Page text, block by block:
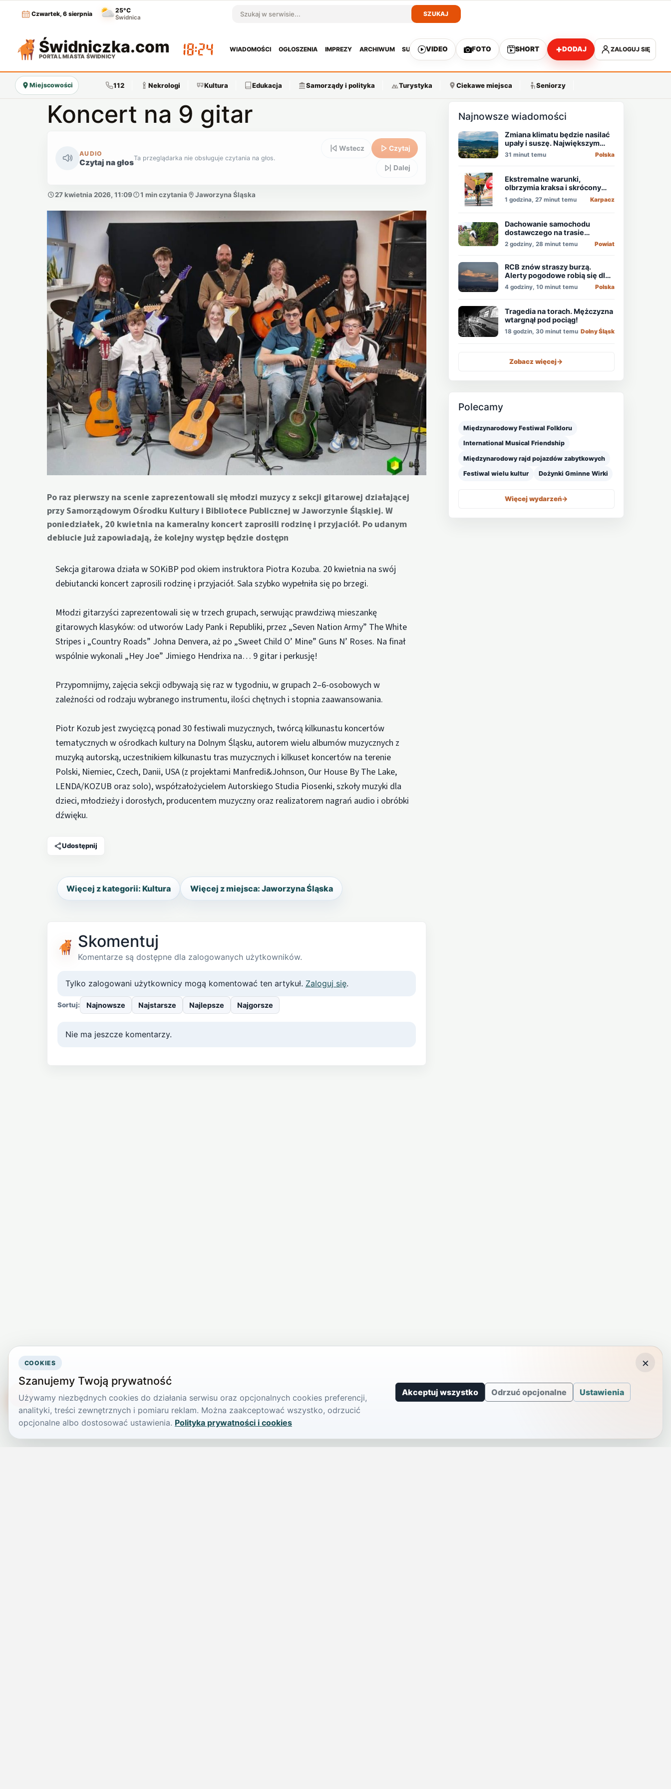
Czwartek, 6 sierpnia
25°C
Świdnica Szukaj w serwisie
SZUKAJ
Świdniczka.com
PORTAL MIASTA ŚWIDNICY 18:24
WIADOMOŚCI OGŁOSZENIA IMPREZY ARCHIWUM SUBSKRYPCJA
VIDEO FOTO SHORT +DODAJ ZALOGUJ SIĘ
Miejscowości 112 Nekrologi Kultura Edukacja Samorządy i polityka Turystyka Ciekawe miejsca Seniorzy
Koncert na 9 gitar
AUDIO
Czytaj na głosTa przeglądarka nie obsługuje czytania na głos.
Wstecz Czytaj
Dalej
27 kwietnia 2026, 11:09 1 min czytania Jaworzyna Śląska
Po raz pierwszy na scenie zaprezentowali się młodzi muzycy z sekcji gitarowej działającej
przy Samorządowym Ośrodku Kultury i Bibliotece Publicznej w Jaworzynie Śląskiej. W
poniedziałek, 20 kwietnia na kameralny koncert zaprosili rodzinę i przyjaciół. Po udanym
debiucie już zapowiadają, że kolejny występ będzie dostępn
Sekcja gitarowa działa w SOKiBP pod okiem instruktora Piotra Kozuba. 20 kwietnia na swój
debiutancki koncert zaprosili rodzinę i przyjaciół. Sala szybko wypełniła się po brzegi.
Młodzi gitarzyści zaprezentowali się w trzech grupach, serwując prawdziwą mieszankę
gitarowych klasyków: od utworów Lady Pank i Republiki, przez „Seven Nation Army” The White
Stripes i „Country Roads” Johna Denvera, aż po „Sweet Child O’ Mine” Guns N’ Roses. Na finał
wspólnie wykonali „Hey Joe” Jimiego Hendrixa na… 9 gitar i perkusję!
Przypomnijmy, zajęcia sekcji odbywają się raz w tygodniu, w grupach 2–6-osobowych w
zależności od rodzaju wybranego instrumentu, ilości chętnych i stopnia zaawansowania.
Piotr Kozub jest zwycięzcą ponad 30 festiwali muzycznych, twórcą kilkunastu koncertów
tematycznych w ośrodkach kultury na Dolnym Śląsku, autorem wielu albumów muzycznych z
muzyką autorską, uczestnikiem kilkunastu tras muzycznych i kilkuset koncertów na terenie
Polski, Niemiec, Czech, Danii, USA (z projektami Manfredi&Johnson, Our House By The Lake,
LENDA/KOZUB oraz solo), współzałożycielem Autorskiego Studia Piosenki, szkoły muzyki dla
dzieci, młodzieży i dorosłych, producentem muzyczny oraz realizatorem nagrań audio i obróbki
dźwięku.
Udostępnij
Więcej z kategorii: Kultura Więcej z miejsca: Jaworzyna Śląska
Skomentuj
Komentarze są dostępne dla zalogowanych użytkowników.
Tylko zalogowani użytkownicy mogą komentować ten artykuł. Zaloguj się.
Sortuj: Najnowsze Najstarsze Najlepsze Najgorsze
Nie ma jeszcze komentarzy.
Najnowsze wiadomości
Zmiana klimatu będzie nasilać
upały i suszę. Największym
zagrożeniem jest niedobór
31 minut temu Polska
Ekstremalne warunki,
olbrzymia kraksa i skrócony
etap, który padł łupem
Holendra!
1 godzina, 27 minut temu Karpacz
Dachowanie samochodu
dostawczego na trasie
Świdnica - Wrocław
2 godziny, 28 minut temu Powiat
RCB znów straszy burzą.
Alerty pogodowe robią się dla
niektórych nudne
4 godziny, 10 minut temu Polska
Tragedia na torach. Mężczyzna
wtargnął pod pociąg!
18 godzin, 30 minut temu Dolny Śląsk
Zobacz więcej->
Polecamy
Międzynarodowy Festiwal Folkloru
International Musical Friendship
Międzynarodowy rajd pojazdów zabytkowych
Festiwal wielu kultur Dożynki Gminne Wirki
Więcej wydarzeń->
COOKIES
Szanujemy Twoją prywatność
Używamy niezbędnych cookies do działania serwisu oraz opcjonalnych cookies preferencji,
analityki, treści zewnętrznych i pomiaru reklam. Można zaakceptować wszystko, odrzucić
opcjonalne albo dostosować ustawienia. Polityka prywatności i cookies
Akceptuj wszystko Odrzuć opcjonalne Ustawienia
×
TikTokowa Jelonka